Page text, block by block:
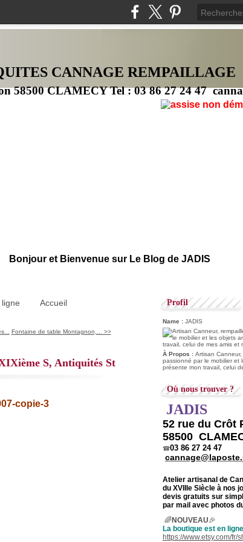
CANNAGE REMPAILLAGE
58500 CLAMECY Tel : 03 86 27 24 47
Bonjour et Bienvenue sur Le Blog de JADIS
Accueil
Fontaine de table Montagnon,... >>
S, Antiquités St
Profil
Name : JADIS
À Propos : Artisan Canneur,
passionné par le mobilier et
présente mon travail, celui
Où nous trouver ?
JADIS
52 rue du Crôt
58500
☎03 86 27 24 47
Atelier artisanal de
du XVIIIe Siècle à nos
devis gratuits sur
par mail avec photos
🌈NOUVEAU🎉
La boutique est en ligne
https://www.etsy.com/fr/